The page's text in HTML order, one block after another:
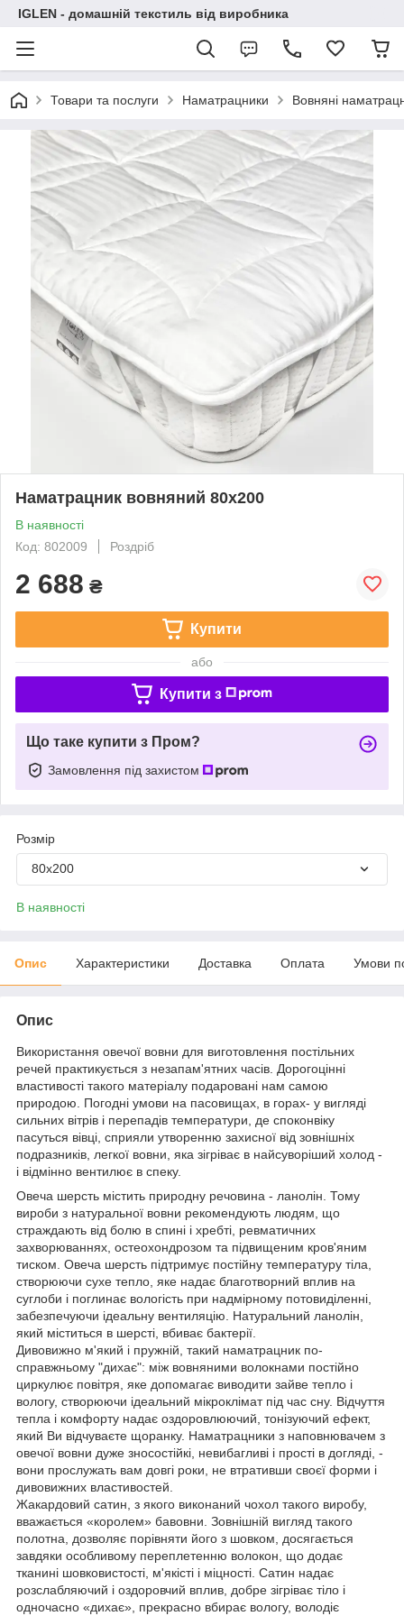
IGLEN - домашній текстиль від виробника
Товари та послуги Наматрацники Вовняні
Наматрацник вовняний 80x200
В наявності
Код: 802009
Роздріб
2 688 ₴
Купити
або
Купити з
Що таке купити з Пром?
Замовлення під захистом
Розмір
80x200
В наявності
Опис Характеристики Доставка Оплата Умови
Опис
Використання овечої вовни для виготовлення постільних
речей практикується з незапам'ятних часів. Дорогоцінні
властивості такого матеріалу подаровані нам самою
природою. Погодні умови на пасовищах, в горах- у вигляді
сильних вітрів і перепадів температури, де споконвіку
пасуться вівці, сприяли утворенню захисної від зовнішніх
подразників, легкої вовни, яка зігріває в найсуворіший холод -
і відмінно вентилює в спеку.
Овеча шерсть містить природну речовина - ланолін. Тому
вироби з натуральної вовни рекомендують людям, що
страждають від болю в спині і хребті, ревматичних
захворюваннях, остеохондрозом та підвищеним кров'яним
тиском. Овеча шерсть підтримує постійну температуру тіла,
створюючи сухе тепло, яке надає благотворний вплив на
суглоби і поглинає вологість при надмірному потовиділенні,
забезпечуючи ідеальну вентиляцію. Натуральний ланолін,
який міститься в шерсті, вбиває бактерії.
Дивовижно м'який і пружній, такий наматрацник по-
справжньому "дихає": між вовняними волокнами постійно
циркулює повітря, яке допомагає виводити зайве тепло і
вологу, створюючи ідеальний мікроклімат під час сну. Відчуття
тепла і комфорту надає оздоровлюючий, тонізуючий ефект,
який Ви відчуваєте щоранку. Наматрацники з наповнювачем з
овечої вовни дуже зносостійкі, невибагливі і прості в догляді, -
вони прослужать вам довгі роки, не втративши своєї форми і
дивовижних властивостей.
Жакардовий сатин, з якого виконаний чохол такого виробу,
вважається «королем» бавовни. Зовнішній вигляд такого
полотна, дозволяє порівняти його з шовком, досягається
завдяки особливому переплетенню волокон, що додає
тканині шовковистості, м'якісті і міцності. Сатин надає
розслабляючий і оздоровчий вплив, добре зігріває тіло і
одночасно «дихає», прекрасно вбирає вологу, володіє